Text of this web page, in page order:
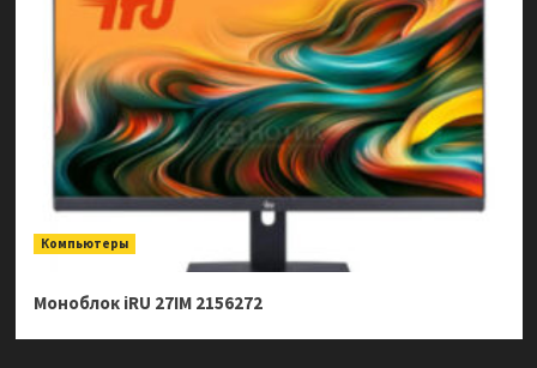
Компьютеры
Моноблок iRU 27IM 2156272